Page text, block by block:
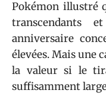
Pokémon illustré
transcendants
anniversaire
élevées. Mais une
la valeur si le
suffisamment